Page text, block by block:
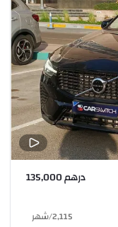
درهم 135,000
2,115
/شهر